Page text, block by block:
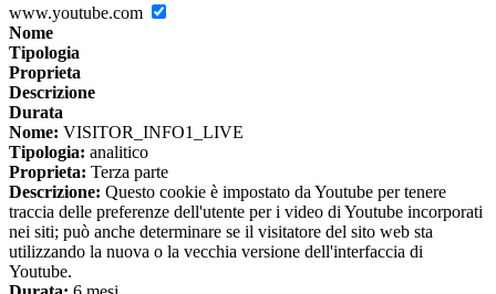
www.youtube.com
Nome
Tipologia
Proprieta
Descrizione
Durata
Nome: VISITOR_INFO1_LIVE
Tipologia: analitico
Proprieta: Terza parte
Descrizione: Questo cookie è impostato da Youtube per tenere
traccia delle preferenze dell'utente per i video di Youtube incorporati
nei siti; può anche determinare se il visitatore del sito web sta
utilizzando la nuova o la vecchia versione dell'interfaccia di
Youtube.